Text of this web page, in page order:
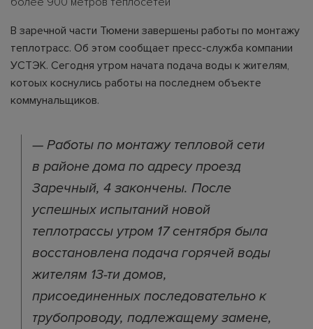
В заречной части Тюмени завершены работы по монтажу
теплотрасс. Об этом сообщает пресс-служба компании
УСТЭК. Сегодня утром начата подача воды к жителям,
котоых коснулись работы на последнем объекте
коммунальщиков.
— Работы по монтажу тепловой сети
в районе дома по адресу проезд
Заречный, 4 закончены. После
успешных испытаний новой
теплотрассы утром 17 сентября была
восстановлена подача горячей воды
жителям 13-ти домов,
присоединенных последовательно к
трубопроводу, подлежащему замене,